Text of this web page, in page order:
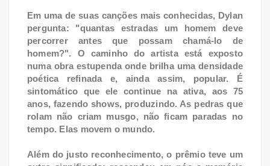
Em uma de suas canções mais conhecidas, Dylan
pergunta: "quantas estradas um homem deve
percorrer antes que possam chamá-lo de
homem?". O caminho do artista está exposto
numa obra estupenda onde brilha uma densidade
poética refinada e, ainda assim, popular. É
sintomático que ele continue na ativa, aos 75
anos, fazendo shows, produzindo. As pedras que
rolam não criam musgo, não ficam paradas no
tempo. Elas movem o mundo.
Além do justo reconhecimento, o prêmio teve um